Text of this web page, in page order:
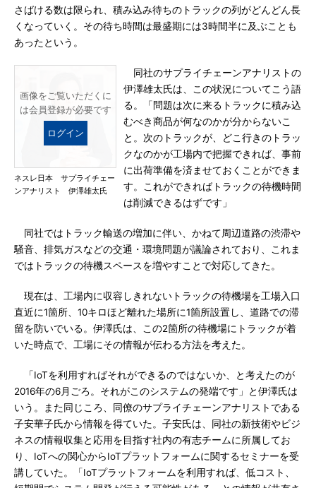
さばける数は限られ、積み込み待ちのトラックの列がどんどん長
くなっていく。その待ち時間は最盛期には3時間半に及ぶことも
あったという。
画像をご覧いただくに
は会員登録が必要です
ログイン
ネスレ日本 サプライチェー
ンアナリスト 伊澤雄太氏
同社のサプライチェーンアナリストの
伊澤雄太氏は、この状況についてこう語
る。「問題は次に来るトラックに積み込
むべき商品が何なのかが分からないこ
と。次のトラックが、どこ行きのトラッ
クなのかが工場内で把握できれば、事前
に出荷準備を済ませておくことができま
す。これができればトラックの待機時間
は削減できるはずです」
同社ではトラック輸送の増加に伴い、かねて周辺道路の渋滞や
騒音、排気ガスなどの交通・環境問題が議論されており、これま
ではトラックの待機スペースを増やすことで対応してきた。
現在は、工場内に収容しきれないトラックの待機場を工場入口
直近に1箇所、10キロほど離れた場所に1箇所設置し、道路での滞
留を防いでいる。伊澤氏は、この2箇所の待機場にトラックが着
いた時点で、工場にその情報が伝わる方法を考えた。
「IoTを利用すればそれができるのではないか、と考えたのが
2016年の6月ごろ。それがこのシステムの発端です」と伊澤氏は
いう。また同じころ、同僚のサプライチェーンアナリストである
子安華子氏から情報を得ていた。子安氏は、同社の新技術やビジ
ネスの情報収集と応用を目指す社内の有志チームに所属してお
り、IoTへの関心からIoTプラットフォームに関するセミナーを受
講していた。「IoTプラットフォームを利用すれば、低コスト、